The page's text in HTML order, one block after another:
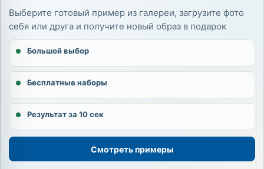
Выберите готовый пример из галереи, загрузите фото
себя или друга и получите новый образ в подарок
Большой выбор
Бесплатные наборы
Результат за 10 сек
Смотреть примеры